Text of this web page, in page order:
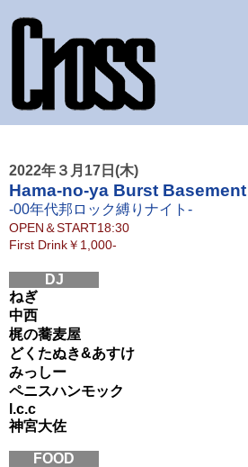
2022年３月17日(木)
Hama-no-ya Burst Basement
-00年代邦ロック縛りナイト-
OPEN＆START18:30
First Drink￥1,000-
DJ
ねぎ
中西
梶の蕎麦屋
どくたぬき&あすけ
みっしー
ペニスハンモック
l.c.c
神宮大佐
FOOD